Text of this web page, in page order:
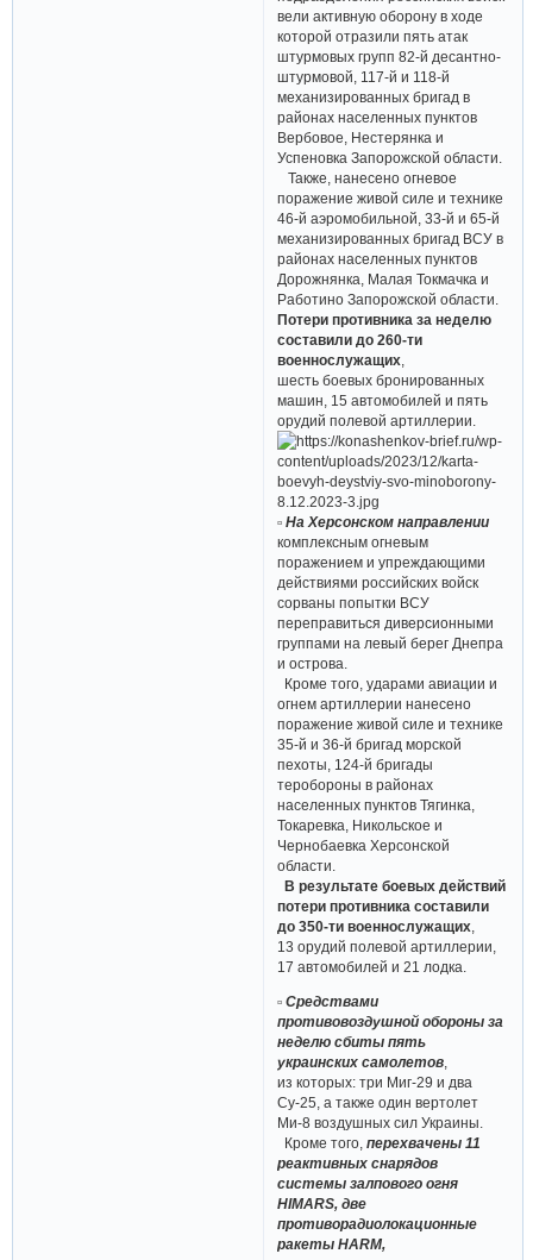
вели активную оборону в ходе
которой отразили пять атак
штурмовых групп 82-й десантно-
штурмовой, 117-й и 118-й
механизированных бригад в
районах населенных пунктов
Вербовое, Нестерянка и
Успеновка Запорожской области.
Также, нанесено огневое
поражение живой силе и технике
46-й аэромобильной, 33-й и 65-й
механизированных бригад ВСУ в
районах населенных пунктов
Дорожнянка, Малая Токмачка и
Работино Запорожской области.
Потери противника за неделю
составили до 260-ти
военнослужащих
шесть боевых бронированных
машин, 15 автомобилей и пять
орудий полевой артиллерии.
▫ На Херсонском направлении
комплексным огневым
поражением и упреждающими
действиями российских войск
сорваны попытки ВСУ
переправиться диверсионными
группами на левый берег Днепра
и острова.
Кроме того, ударами авиации и
огнем артиллерии нанесено
поражение живой силе и технике
35-й и 36-й бригад морской
пехоты, 124-й бригады
теробороны в районах
населенных пунктов Тягинка,
Токаревка, Никольское и
Чернобаевка Херсонской
области.
В результате боевых действий
потери противника составили
до 350-ти военнослужащих
13 орудий полевой артиллерии,
17 автомобилей и 21 лодка.
▫ Средствами
противовоздушной обороны за
неделю сбиты пять
украинских самолетов
из которых: три Миг-29 и два
Су-25, а также один вертолет
Ми-8 воздушных сил Украины.
Кроме того,перехвачены 11
реактивных снарядов
системы залпового огня
HIMARS, две
противорадиолокационные
ракеты HARM,